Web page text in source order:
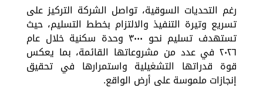
رغم التحديات السوقية، تواصل الشركة التركيز على
تسريع وتيرة التنفيذ والالتزام بخطط التسليم، حيث
تستهدف تسليم نحو ٣٠٠٠ وحدة سكنية خلال عام
٢٠٢٦ في عدد من مشروعاتها القائمة، بما يعكس
قوة قدراتها التشغيلية واستمرارها في تحقيق
إنجازات ملموسة على أرض الواقع.